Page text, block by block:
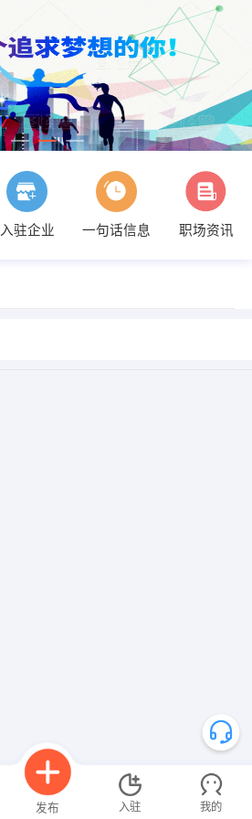
入驻企业 一句话信息 职场资讯
发布 入驻 我的